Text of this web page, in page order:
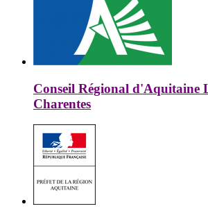
Conseil Régional d'Aquitaine
Charentes